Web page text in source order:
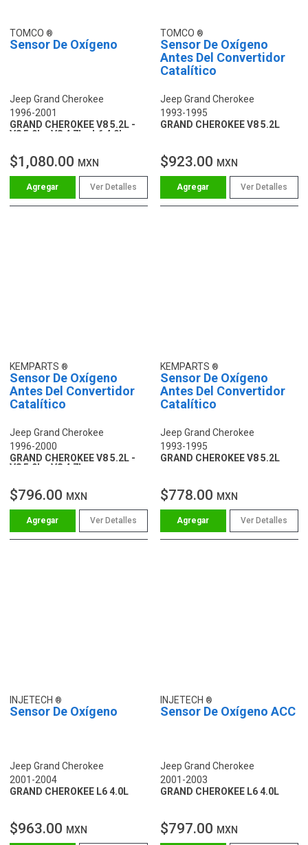
TOMCO
Sensor De Oxígeno
Jeep Grand Cherokee
1996-2001
GRAND CHEROKEE V8 5.2L -
V8 5.9L - V8 4.7L - L6 4.0L
$1,080.00 MXN
Ver Detalles
TOMCO
Sensor De Oxígeno
Antes Del Convertidor
Catalítico
Jeep Grand Cherokee
1993-1995
GRAND CHEROKEE V8 5.2L
$923.00 MXN
Ver Detalles
KEMPARTS
Sensor De Oxígeno
Antes Del Convertidor
Catalítico
Jeep Grand Cherokee
1996-2000
GRAND CHEROKEE V8 5.2L -
V8 5.9L - V8 4.7L
$796.00 MXN
Ver Detalles
KEMPARTS
Sensor De Oxígeno
Antes Del Convertidor
Catalítico
Jeep Grand Cherokee
1993-1995
GRAND CHEROKEE V8 5.2L
$778.00 MXN
Ver Detalles
INJETECH
Sensor De Oxígeno
Jeep Grand Cherokee
2001-2004
GRAND CHEROKEE L6 4.0L
$963.00 MXN
INJETECH
Sensor De Oxígeno ACC
Jeep Grand Cherokee
2001-2003
GRAND CHEROKEE L6 4.0L
$797.00 MXN